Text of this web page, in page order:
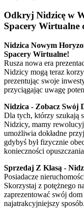
Odkryj Nidzicę w
Spacery Wirtualne
Nidzica Nowym
Spacery Wirtualne!
Rusza nowa era
Nidzicy mogą teraz
prezentując swoje
przyciągając uwagę
Nidzica - Zobacz Swój
Dla tych, którzy szukają
Nidzicy, mamy
umożliwia dokładne
gdybyś był fizycznie
konieczności
Sprzedaj Z Klasą -
Posiadacze
Skorzystaj z potężnego
zaprezentować swój
najatrakcyjniejszy sposób.